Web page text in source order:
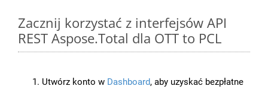
Zacznij korzystać z interfejsów API
REST Aspose.Total dla OTT to PCL
Utwórz konto w Dashboard, aby uzyskać bezpłatne